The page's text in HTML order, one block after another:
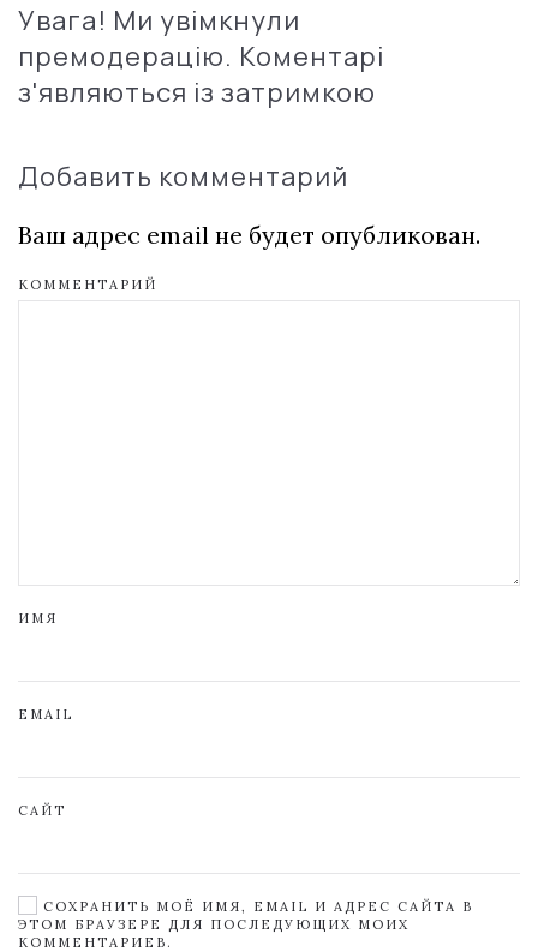
Увага! Ми увімкнули
премодерацію. Коментарі
з'являються із затримкою
Добавить комментарий
Ваш адрес email не будет опубликован.
КОММЕНТАРИЙ
ИМЯ
EMAIL
САЙТ
СОХРАНИТЬ МОЁ ИМЯ, EMAIL И АДРЕС САЙТА В
ЭТОМ БРАУЗЕРЕ ДЛЯ ПОСЛЕДУЮЩИХ МОИХ
КОММЕНТАРИЕВ.